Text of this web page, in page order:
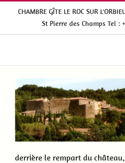
CHAMBRE GÎTE LE ROC SUR
St Pierre des Champs Tel :
derrière le rempart du château,